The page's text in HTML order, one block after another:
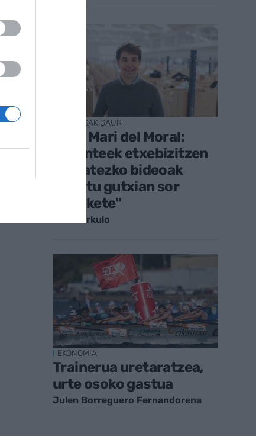
ENPRESAK GAUR
Jose Mari del Moral:
"Agenteek etxebizitzen
kalitatezko bideoak
minutu gutxian sor
ditzakete"
Iraitz Urkulo
EKONOMIA
Trainerua uretaratzea,
urte osoko gastua
Julen Borreguero Fernandorena